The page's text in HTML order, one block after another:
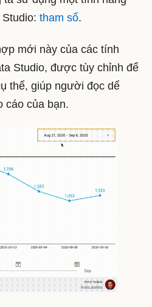
tham số.
mới này của các tính
Studio, được tùy chỉnh để
thể, giúp người đọc dể
cáo của bạn.